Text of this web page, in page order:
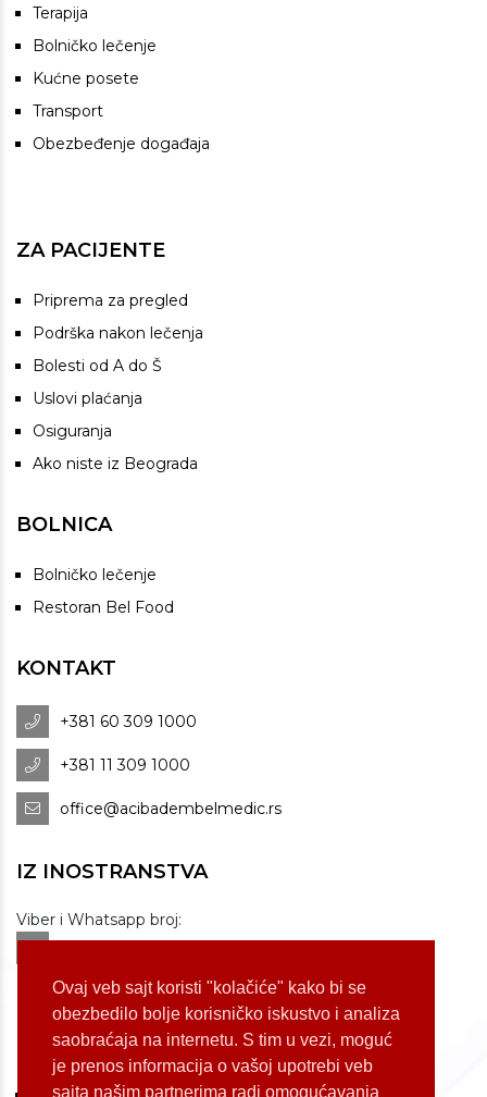
Ovaj veb sajt koristi "kolačiće" kako bi se
obezbedilo bolje korisničko iskustvo i analiza
saobraćaja na internetu. S tim u vezi, moguć
je prenos informacija o vašoj upotrebi veb
sajta našim partnerima radi omogućavanja
Terapija
Bolničko lečenje
Kućne posete
Transport
Obezbeđenje događaja
ZA PACIJENTE
Priprema za pregled
Podrška nakon lečenja
Bolesti od A do Š
Uslovi plaćanja
Osiguranja
Ako niste iz Beograda
BOLNICA
Bolničko lečenje
Restoran Bel Food
KONTAKT
+381 60 309 1000
+381 11 309 1000
office@acibadembelmedic.rs
IZ INOSTRANSTVA
Viber i Whatsapp broj:
Dostupnost: od 07 do 22h
LOKACIJE